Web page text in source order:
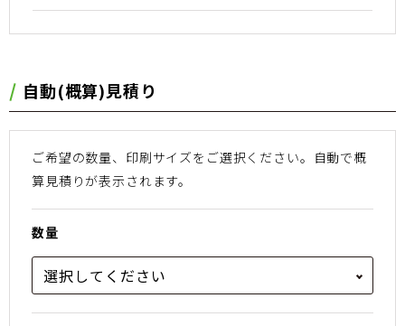
⾃動(概算)⾒積り
ご希望の数量、印刷サイズをご選択ください。 ⾃動で概
算⾒積りが表⽰されます。
数量